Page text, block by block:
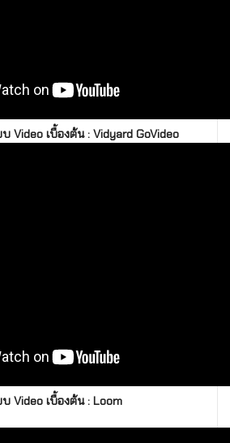
Video เบื้องต้น : Vidyard GoVideo
Video เบื้องต้น : Loom